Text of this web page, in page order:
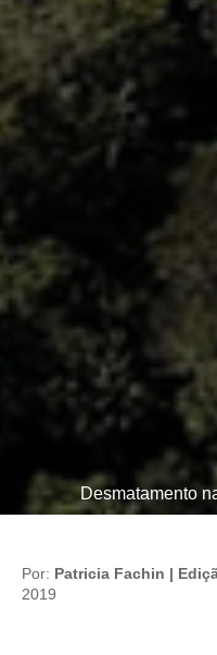
Desmatamento
Por: Patricia Fachin |
2019